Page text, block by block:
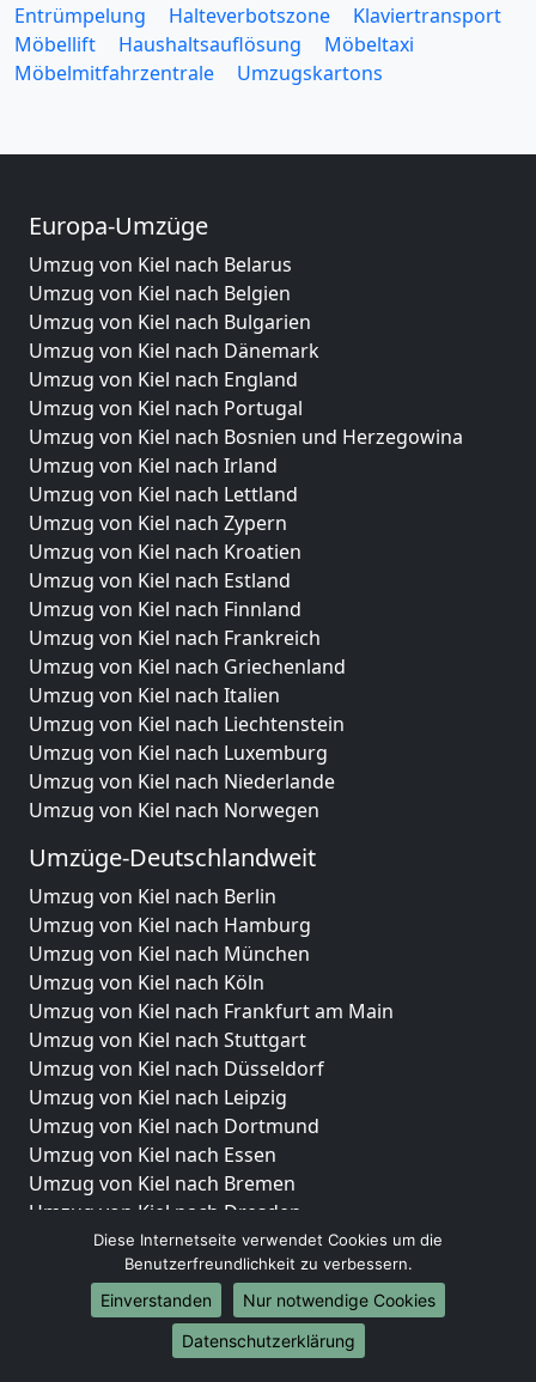
Entrümpelung
Halteverbotszone
Klaviertransport
Möbellift
Haushaltsauflösung
Möbeltaxi
Möbelmitfahrzentrale
Umzugskartons
Europa-Umzüge
Umzug von Kiel nach Belarus
Umzug von Kiel nach Belgien
Umzug von Kiel nach Bulgarien
Umzug von Kiel nach Dänemark
Umzug von Kiel nach England
Umzug von Kiel nach Portugal
Umzug von Kiel nach Bosnien und Herzegowina
Umzug von Kiel nach Irland
Umzug von Kiel nach Lettland
Umzug von Kiel nach Zypern
Umzug von Kiel nach Kroatien
Umzug von Kiel nach Estland
Umzug von Kiel nach Finnland
Umzug von Kiel nach Frankreich
Umzug von Kiel nach Griechenland
Umzug von Kiel nach Italien
Umzug von Kiel nach Liechtenstein
Umzug von Kiel nach Luxemburg
Umzug von Kiel nach Niederlande
Umzug von Kiel nach Norwegen
Umzüge-Deutschlandweit
Umzug von Kiel nach Berlin
Umzug von Kiel nach Hamburg
Umzug von Kiel nach München
Umzug von Kiel nach Köln
Umzug von Kiel nach Frankfurt am Main
Umzug von Kiel nach Stuttgart
Umzug von Kiel nach Düsseldorf
Umzug von Kiel nach Leipzig
Umzug von Kiel nach Dortmund
Umzug von Kiel nach Essen
Umzug von Kiel nach Bremen
Umzug von Kiel nach Dresden
Umzug von Kiel nach Hannover
Umzug von Kiel nach Nürnberg
Umzug von Kiel nach Duisburg
Umzug von Kiel nach Bochum
Umzug von Kiel nach Wuppertal
Diese Internetseite verwendet Cookies um die
Benutzerfreundlichkeit zu verbessern.
Einverstanden
Nur notwendige Cookies
Datenschutzerklärung